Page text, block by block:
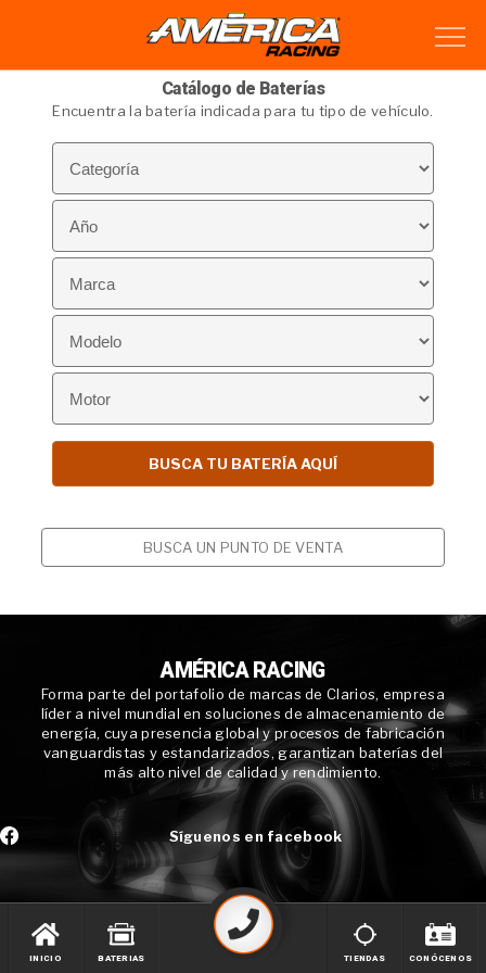
Catálogo de Baterías
Encuentra la batería indicada para tu tipo de vehículo.
BUSCA UN PUNTO DE VENTA
AMÉRICA RACING
Forma parte del portafolio de marcas de Clarios, empresa
líder a nivel mundial en soluciones de almacenamiento de
energía, cuya presencia global y procesos de fabricación
vanguardistas y estandarizados, garantizan baterías del
más alto nivel de calidad y rendimiento.
Síguenos en facebook
INICIO BATERIAS TIENDAS CONÓCENOS